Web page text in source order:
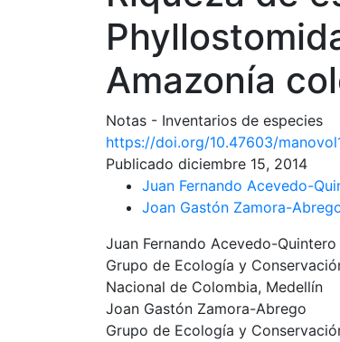
Amazonía
Notas - Inventarios de especies
https://doi.org/10.47603/
Publicado diciembre 15, 2014
Juan Fernando Acevedo-
Joan Gastón Zamora-
Juan Fernando Acevedo-Quintero
Grupo de Ecología y
Nacional de Colombia, Medellín
Joan Gastón Zamora-Abrego
Grupo de Ecología y